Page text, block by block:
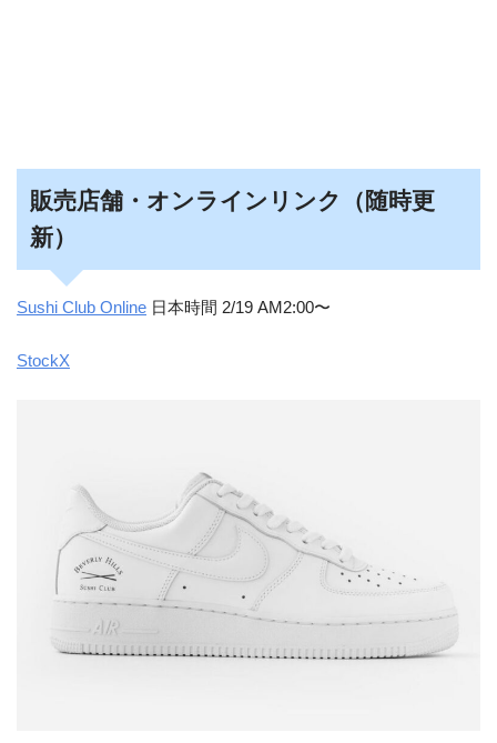
販売店舗・オンラインリンク（随時更
新）
Sushi Club Online 日本時間 2/19 AM2:00〜
StockX